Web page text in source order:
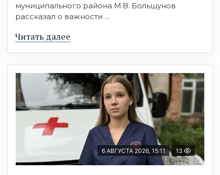
муниципального района М.В. Большунов
рассказал о важности ...
Читать далее
6 АВГУСТА 2026, 15:11 13